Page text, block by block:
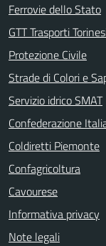
Ferrovie dello Stato
GTT Trasporti
Protezione Civile
Strade di Colori e
Servizio idrico SMAT
Confederazione
Coldiretti Piemonte
Confagricoltura
Cavourese
Informativa privacy
Note legali